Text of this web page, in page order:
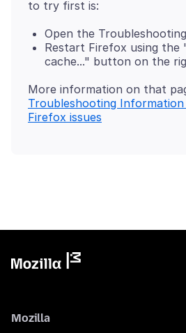
Open the
Restart Firefox using the
cache..." button on the
More information on that
Troubleshooting
Firefox issues
Mozilla